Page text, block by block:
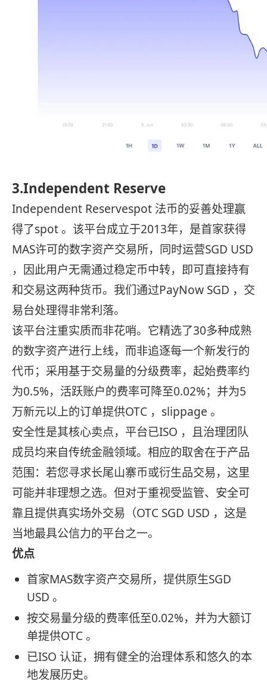
3.Independent Reserve
Independent Reservespot 法币的妥善处理赢
得了spot 。该平台成立于2013年，是首家获得
MAS许可的数字资产交易所，同时运营SGD USD
，因此用户无需通过稳定币中转，即可直接持有
和交易这两种货币。我们通过PayNow SGD ，交
易台处理得非常利落。
该平台注重实质而非花哨。它精选了30多种成熟
的数字资产进行上线，而非追逐每一个新发行的
代币；采用基于交易量的分级费率，起始费率约
为0.5%，活跃账户的费率可降至0.02%；并为5
万新元以上的订单提供OTC ，slippage 。
安全性是其核心卖点，平台已ISO ，且治理团队
成员均来自传统金融领域。相应的取舍在于产品
范围：若您寻求长尾山寨币或衍生品交易，这里
可能并非理想之选。但对于重视受监管、安全可
靠且提供真实场外交易（OTC SGD USD ，这是
当地最具公信力的平台之一。
优点
首家MAS数字资产交易所，提供原生SGD
USD 。
按交易量分级的费率低至0.02%，并为大额订
单提供OTC 。
已ISO 认证，拥有健全的治理体系和悠久的本
地发展历史。